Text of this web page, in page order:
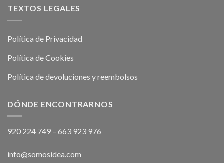
TEXTOS LEGALES
Política de Privacidad
Política de Cookies
Política de devoluciones y reembolsos
DÓNDE ENCONTRARNOS
920 224 749 – 663 923 976
info@somosidea.com